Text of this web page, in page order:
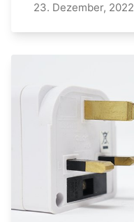
23. Dezember, 2022